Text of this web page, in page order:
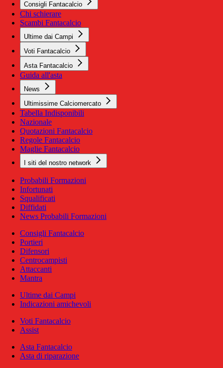
Consigli Fantacalcio
Chi schierare
Scambi Fantacalcio
Ultime dai Campi
Voti Fantacalcio
Asta Fantacalcio
Guida all'asta
News
Ultimissime Calciomercato
Tabella Indisponibili
Nazionale
Quotazioni Fantacalcio
Regole Fantacalcio
Maglie Fantacalcio
I siti del nostro network
Probabili Formazioni
Infortunati
Squalificati
Diffidati
News Probabili Formazioni
Consigli Fantacalcio
Portieri
Difensori
Centrocampisti
Attaccanti
Mantra
Ultime dai Campi
Indicazioni amichevoli
Voti Fantacalcio
Assist
Asta Fantacalcio
Asta di riparazione